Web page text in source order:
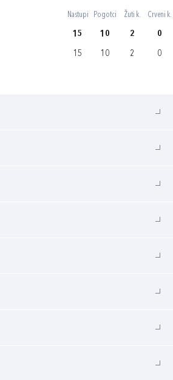
Nastupi Pogotci Žuti k. Crveni k.
15 10 2 0
15 10 2 0